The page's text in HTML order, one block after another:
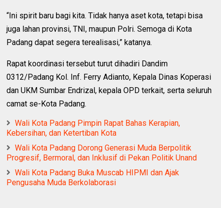
“Ini spirit baru bagi kita. Tidak hanya aset kota, tetapi bisa
juga lahan provinsi, TNI, maupun Polri. Semoga di Kota
Padang dapat segera terealisasi,” katanya.
Rapat koordinasi tersebut turut dihadiri Dandim
0312/Padang Kol. Inf. Ferry Adianto, Kepala Dinas Koperasi
dan UKM Sumbar Endrizal, kepala OPD terkait, serta seluruh
camat se-Kota Padang.
Wali Kota Padang Pimpin Rapat Bahas Kerapian,
Kebersihan, dan Ketertiban Kota
Wali Kota Padang Dorong Generasi Muda Berpolitik
Progresif, Bermoral, dan Inklusif di Pekan Politik Unand
Wali Kota Padang Buka Muscab HIPMI dan Ajak
Pengusaha Muda Berkolaborasi